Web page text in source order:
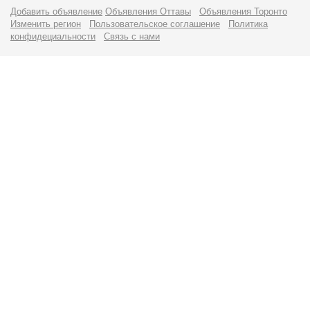
Добавить объявление Объявления Оттавы
Объявления Торонто
Изменить регион
Пользовательское соглашение
Политика
конфидециальности
Связь с нами